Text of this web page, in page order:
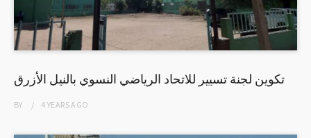
تكوين لجنة تسيير للاتحاد الرياضي النسوي بالنيل الأزرق
BY 4 YEARSAGO